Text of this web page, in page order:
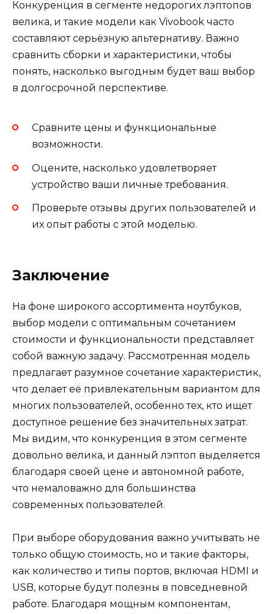
Конкуренция в сегменте недорогих лэптопов
велика, и такие модели как Vivobook часто
составляют серьёзную альтернативу. Важно
сравнить сборки и характеристики, чтобы
понять, насколько выгодным будет ваш выбор
в долгосрочной перспективе.
Сравните цены и функциональные
возможности.
Оцените, насколько удовлетворяет
устройство ваши личные требования.
Проверьте отзывы других пользователей и
их опыт работы с этой моделью.
Заключение
На фоне широкого ассортимента ноутбуков,
выбор модели с оптимальным сочетанием
стоимости и функциональности представляет
собой важную задачу. Рассмотренная модель
предлагает разумное сочетание характеристик,
что делает её привлекательным вариантом для
многих пользователей, особенно тех, кто ищет
доступное решение без значительных затрат.
Мы видим, что конкуренция в этом сегменте
довольно велика, и данный лэптоп выделяется
благодаря своей цене и автономной работе,
что немаловажно для большинства
современных пользователей.
При выборе оборудования важно учитывать не
только общую стоимость, но и такие факторы,
как количество и типы портов, включая HDMI и
USB, которые будут полезны в повседневной
работе. Благодаря мощным компонентам,